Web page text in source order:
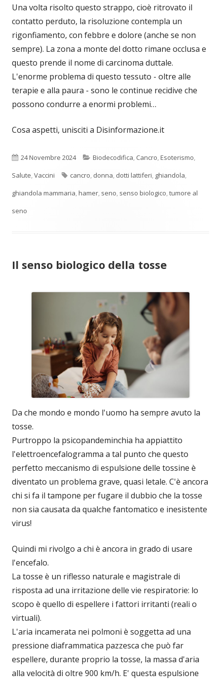
Una volta risolto questo strappo, cioè ritrovato il
contatto perduto, la risoluzione contempla un
rigonfiamento, con febbre e dolore (anche se non
sempre). La zona a monte del dotto rimane occlusa e
questo prende il nome di carcinoma duttale.
L'enorme problema di questo tessuto - oltre alle
terapie e alla paura - sono le continue recidive che
possono condurre a enormi problemi…
Cosa aspetti, unisciti a Disinformazione.it
Pubblicato
24 Novembre 2024 Categorie
Biodecodifica, Cancro,Esoterismo,
Salute,Vaccini Tag
cancro, donna, dotti lattiferi, ghiandola,
ghiandola mammaria,hamer, seno, senso biologico,tumore al
seno
Il senso biologico della tosse
Da che mondo e mondo l'uomo ha sempre avuto la
tosse.
Purtroppo la psicopandeminchia ha appiattito
l'elettroencefalogramma a tal punto che questo
perfetto meccanismo di espulsione delle tossine è
diventato un problema grave, quasi letale. C'è ancora
chi si fa il tampone per fugare il dubbio che la tosse
non sia causata da qualche fantomatico e inesistente
virus!
Quindi mi rivolgo a chi è ancora in grado di usare
l'encefalo.
La tosse è un riflesso naturale e magistrale di
risposta ad una irritazione delle vie respiratorie: lo
scopo è quello di espellere i fattori irritanti (reali o
virtuali).
L'aria incamerata nei polmoni è soggetta ad una
pressione diaframmatica pazzesca che può far
espellere, durante proprio la tosse, la massa d'aria
alla velocità di oltre 900 km/h. E' questa espulsione